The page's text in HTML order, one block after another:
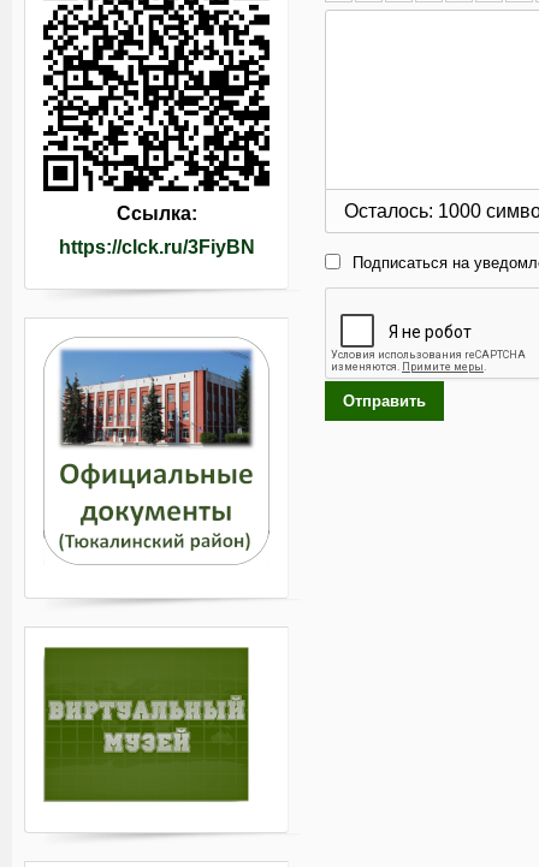
Осталось: 1000
Подписаться на
Отправить
Ссылка:
https://clck.ru/3FiyBN